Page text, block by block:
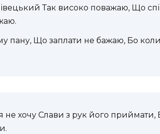
Так високо поважаю, Що
пану, Що заплати не бажаю, Бо
не хочу Слави з рук його приймати,